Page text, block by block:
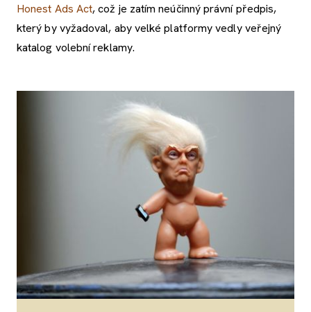
Honest Ads Act, což je zatím neúčinný právní předpis,
který by vyžadoval, aby velké platformy vedly veřejný
katalog volební reklamy.